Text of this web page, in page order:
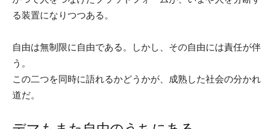
る装置になりつつある。
自由は無制限に自由である。しかし、その自由には責任が伴
う。
この二つを同時に語れるかどうかが、成熟した社会の分かれ
道だ。